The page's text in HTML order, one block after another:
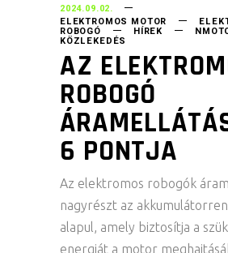
2024.09.02.
ELEKTROMOS MOTOR
ROBOGÓ HÍREK
KÖZLEKEDÉS
AZ
ROBOGÓ
6 PONTJA
Az elektromos robogók
nagyrészt az
alapul, amely biztosítja a
energiát a motor